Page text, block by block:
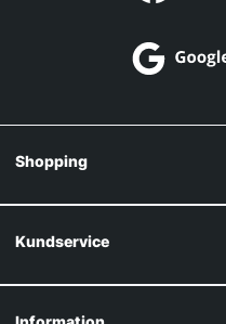
Shopping
Kundservice